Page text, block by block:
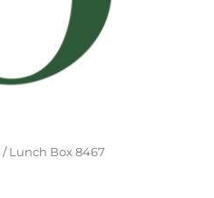
/ Lunch Box 8467